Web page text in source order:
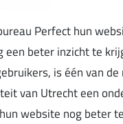
Perfect hun
beter inzicht te
is één van
van Utrecht een
website nog beter